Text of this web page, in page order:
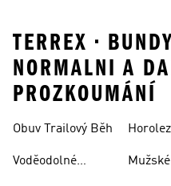
TERREX •
NORMALNI A
PROZKOUMÁNÍ
Obuv Trailový Běh
Voděodolné
Mužské